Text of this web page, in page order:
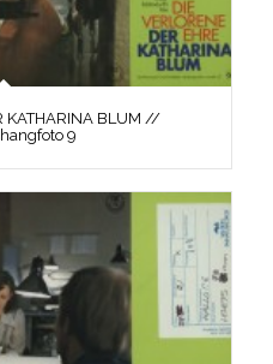
KATHARINA BLUM //
9